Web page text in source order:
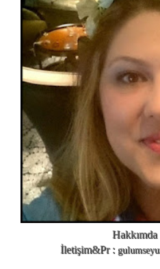
Hakkımda
İletişim&Pr :